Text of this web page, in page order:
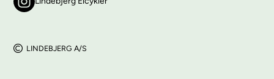
LINDEBJERG A/S